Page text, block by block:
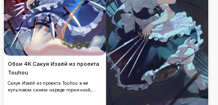
Обои 4K Сакуя Изаёй из проекта
Touhou
Сакуя Изаёй из проекта Touhou в её
культовом синем наряде горничной,